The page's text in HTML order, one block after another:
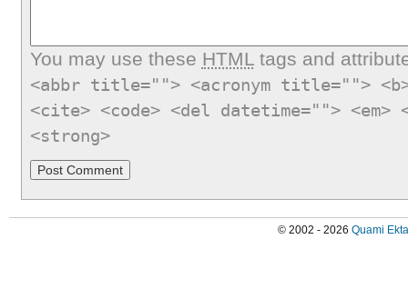
You may use these HTMLtags and
<abbr title=""> <acronym title="">
<cite> <code> <del datetime="">
<strong>
© 2002 - 2026 Quami